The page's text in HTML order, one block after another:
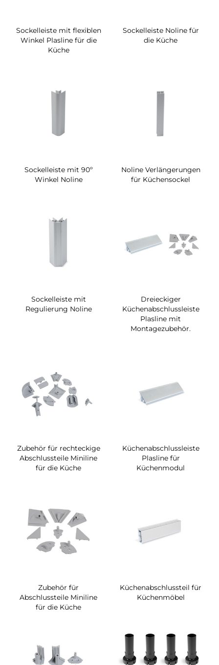
Sockelleiste mit flexiblen
Winkel Plasline für die
Küche
Sockelleiste Noline für
die Küche
Sockelleiste mit 90º
Winkel Noline
Noline Verlängerungen
für Küchensockel
Sockelleiste mit
Regulierung Noline
Dreieckiger
Küchenabschlussleiste
Plasline mit
Montagezubehör.
Zubehör für rechteckige
Abschlussteile Miniline
für die Küche
Küchenabschlussleiste
Plasline für
Küchenmodul
Zubehör für
Abschlussteile Miniline
für die Küche
Küchenabschlussteil für
Küchenmöbel